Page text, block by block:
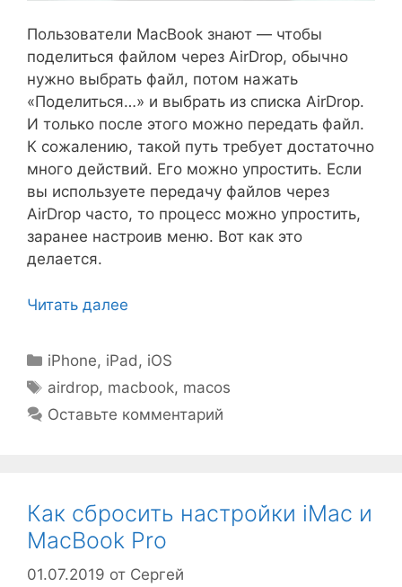
Пользователи MacBook знают — чтобы
поделиться файлом через AirDrop, обычно
нужно выбрать файл, потом нажать
«Поделиться…» и выбрать из списка AirDrop.
И только после этого можно передать файл.
К сожалению, такой путь требует достаточно
много действий. Его можно упростить. Если
вы используете передачу файлов через
AirDrop часто, то процесс можно упростить,
заранее настроив меню. Вот как это
делается.
Читать далее
Рубрики
iPhone, iPad, iOS
Метки
airdrop, macbook, macos
Оставьте комментарий
Как сбросить настройки iMac и
MacBook Pro
01.07.2019 от Сергей